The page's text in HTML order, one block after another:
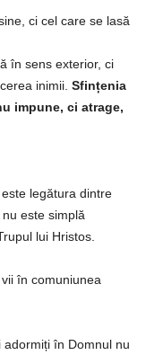
ci cel care se lasă
în sens exterior, ci
inimii. Sfințenia
impune, ci atrage,
legătura dintre
este simplă
lui Hristos.
în comuniunea
adormiți în Domnul nu